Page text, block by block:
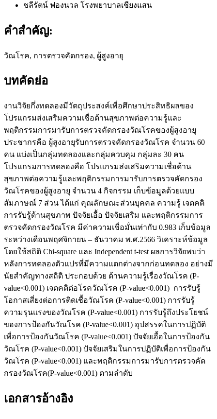
ชลีรัตน์ ฟองนวล โรงพยาบาลเชียงแสน
คำสำคัญ:
วัณโรค, การตรวจคัดกรอง, ผู้สูงอายุ
บทคัดย่อ
งานวิจัยกึ่งทดลองมีวัตถุประสงค์เพื่อศึกษาประสิทธิผลของ
โปรแกรมส่งเสริมความเชื่อด้านสุขภาพต่อความรู้และ
พฤติกรรมการมารับการตรวจคัดกรองวัณโรคของผู้สูงอายุ
ประชากรคือ ผู้สูงอายุรับการตรวจคัดกรองวัณโรค จำนวน 60
คน แบ่งเป็นกลุ่มทดลองและกลุ่มควบคุม กลุ่มละ 30 คน
โปรแกรมการทดลองคือ โปรแกรมส่งเสริมความเชื่อด้าน
สุขภาพต่อความรู้และพฤติกรรมการมารับการตรวจคัดกรอง
วัณโรคของผู้สูงอายุ จำนวน 4 กิจกรรม เก็บข้อมูลด้วยแบบ
สัมภาษณ์ 7 ส่วน ได้แก่ คุณลักษณะส่วนบุคคล ความรู้ เจตคติ
การรับรู้ด้านสุขภาพ ปัจจัยเอื้อ ปัจจัยเสริม และพฤติกรรมการ
ตรวจคัดกรองวัณโรค มีค่าความเชื่อมั่นเท่ากับ 0.983 เก็บข้อมูล
ระหว่างเดือนพฤศจิกายน – ธันวาคม พ.ศ.2566 วิเคราะห์ข้อมูล
โดยใช้สถิติ Chi-square และ Independent t-test ผลการวิจัยพบว่า
หลังการทดลองตัวแปรที่มีความแตกต่างจากก่อนทดลอง อย่างมี
นัยสำคัญทางสถิติ ประกอบด้วย ด้านความรู้เรื่องวัณโรค (P-
value<0.001) เจตคติต่อโรควัณโรค (P-value<0.001) การรับรู้
โอกาสเสี่ยงต่อการติดเชื้อวัณโรค (P-value<0.001) การรับรู้
ความรุนแรงของวัณโรค (P-value<0.001) การรับรู้ถึงประโยชน์
ของการป้องกันวัณโรค (P-value<0.001) อุปสรรคในการปฏิบัติ
เพื่อการป้องกันวัณโรค (P-value<0.001) ปัจจัยเอื้อในการป้องกัน
วัณโรค (P-value<0.001) ปัจจัยเสริมในการปฏิบัติเพื่อการป้องกัน
วัณโรค (P-value<0.001) และพฤติกรรมการมารับการตรวจคัด
กรองวัณโรค(P-value<0.001) ตามลำดับ
เอกสารอ้างอิง